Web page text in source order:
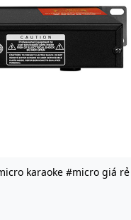
karaoke #micro giá rẻ